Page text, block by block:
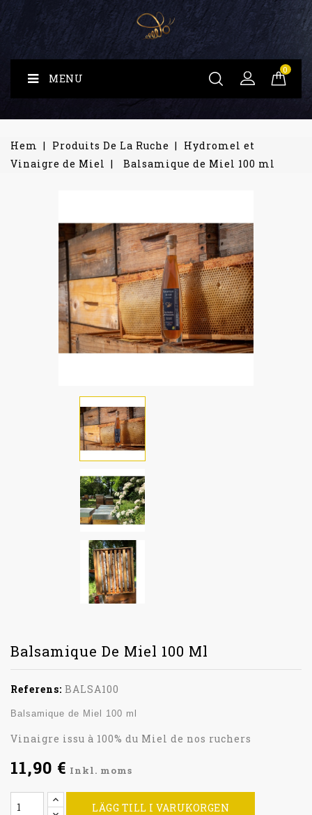
0
MENU
Hem Produits De La Ruche
Hydromel et
Vinaigre de Miel
Balsamique de Miel 100 ml
Balsamique De Miel 100 Ml
Referens: BALSA100
Balsamique de Miel 100 ml
Vinaigre issu à 100% du Miel de nos ruchers
11,90 € Inkl. moms
LÄGG TILL I VARUKORGEN